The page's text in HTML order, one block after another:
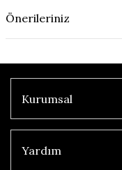
Önerileriniz
Kurumsal
Yardım